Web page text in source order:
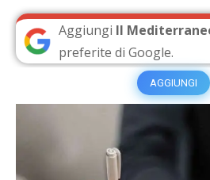
Aggiungi Il
preferite di Google.
AGGIUNGI